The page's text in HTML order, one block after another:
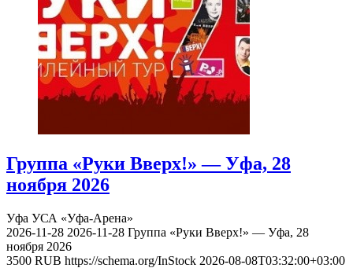
Группа «Руки Вверх!» — Уфа, 28
ноября 2026
Уфа УСА «Уфа-Арена»
2026-11-28 2026-11-28 Группа «Руки Вверх!» — Уфа, 28
ноября 2026
3500 RUB https://schema.org/InStock 2026-08-08T03:32:00+03:00